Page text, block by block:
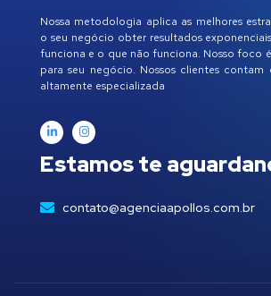
Nossa metodologia aplica as melhores
o seu negócio obter resultados
funciona e o que não funciona. Nosso foco
para seu negócio. Nossos clientes contam
altamente especializada
Estamos te
contato@agenciaapollos.com.br